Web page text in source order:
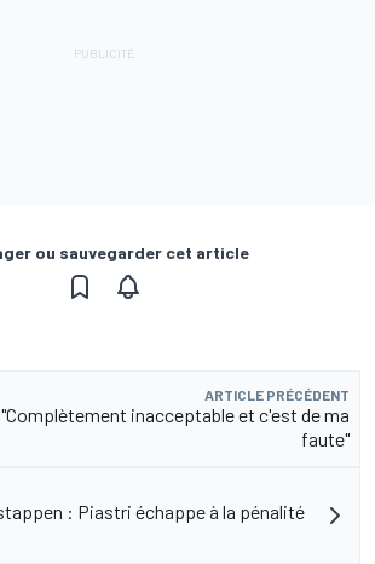
ou sauvegarder cet article
ARTICLE PRÉCÉDENT
inacceptable et c'est de ma
faute"
: Piastri échappe à la pénalité